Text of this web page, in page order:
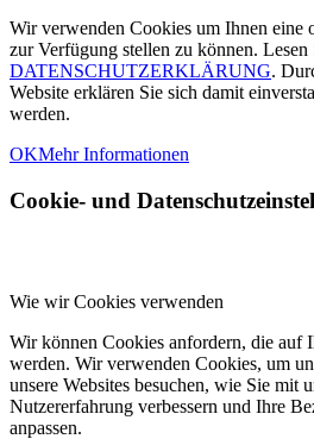
Wir verwenden Cookies um Ihnen eine
zur Verfügung stellen zu können. Lesen
DATENSCHUTZERKLÄRUNG.
Website erklären Sie sich damit
werden.
OKMehr Informationen
Cookie- und
Wie wir Cookies verwenden
Wir können Cookies anfordern, die auf
werden. Wir verwenden Cookies, um
unsere Websites besuchen, wie Sie mit
Nutzererfahrung verbessern und Ihre
anpassen.